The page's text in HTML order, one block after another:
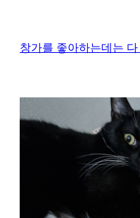
창가를 좋아하는데는